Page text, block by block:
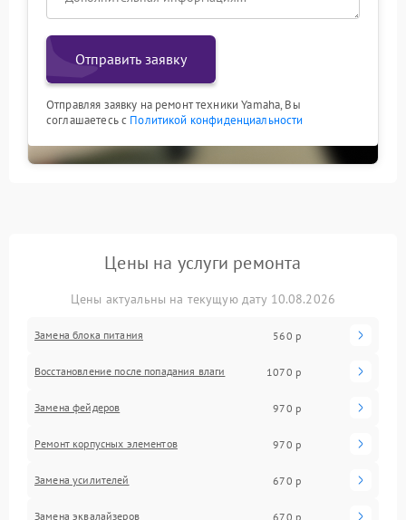
Отправить заявку
Отправляя заявку на ремонт техники Yamaha, Вы
соглашаетесь с Политикой конфиденциальности
Цены на услуги ремонта
Цены актуальны на текущую дату 10.08.2026
Замена блока питания 560 р
Восстановление после попадания влаги 1070 р
Замена фейдеров 970 р
Ремонт корпусных элементов 970 р
Замена усилителей 670 р
Замена эквалайзеров 670 р